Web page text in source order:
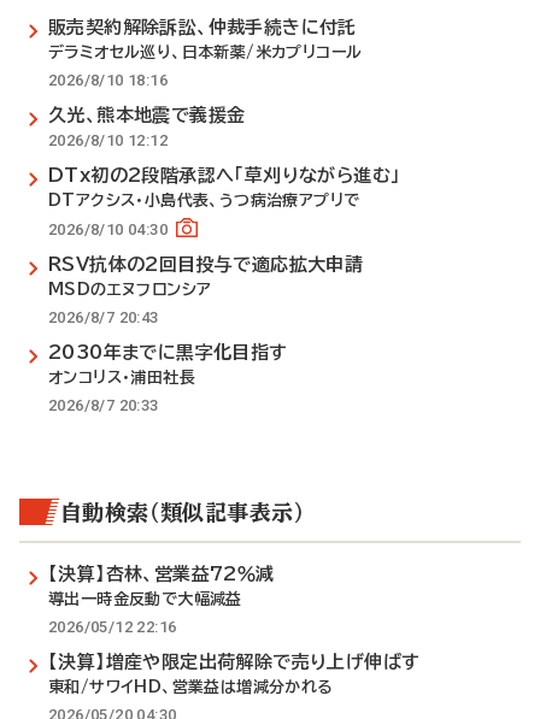
販売契約解除訴訟、仲裁手続きに付託
デラミオセル巡り、日本新薬/米カプリコール
2026/8/10 18:16
久光、熊本地震で義援金
2026/8/10 12:12
DTx初の2段階承認へ「草刈りながら進む」
DTアクシス・小島代表、うつ病治療アプリで
2026/8/10 04:30
RSV抗体の2回目投与で適応拡大申請
MSDのエヌフロンシア
2026/8/7 20:43
2030年までに黒字化目指す
オンコリス・浦田社長
2026/8/7 20:33
自動検索（類似記事表示）
【決算】杏林、営業益72％減
導出一時金反動で大幅減益
2026/05/12 22:16
【決算】増産や限定出荷解除で売り上げ伸ばす
東和/サワイHD、営業益は増減分かれる
2026/05/20 04:30